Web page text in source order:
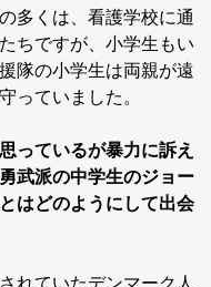
多くは、看護学校に通
ちですが、小学生もい
隊の小学生は両親が遠
っていました。
ているが暴力に訴え
武派の中学生のジョー
はどのようにして出会
れていたデンマーク人